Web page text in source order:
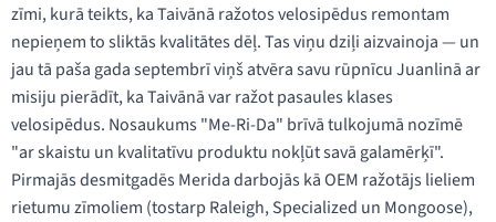
zīmi, kurā teikts, ka Taivānā ražotos velosipēdus remontam
nepieņem to sliktās kvalitātes dēļ. Tas viņu dziļi aizvainoja — un
jau tā paša gada septembrī viņš atvēra savu rūpnīcu Juanlinā ar
misiju pierādīt, ka Taivānā var ražot pasaules klases
velosipēdus. Nosaukums "Me-Ri-Da" brīvā tulkojumā nozīmē
"ar skaistu un kvalitatīvu produktu nokļūt savā galamērķī".
Pirmajās desmitgadēs Merida darbojās kā OEM ražotājs lieliem
rietumu zīmoliem (tostarp Raleigh, Specialized un Mongoose),